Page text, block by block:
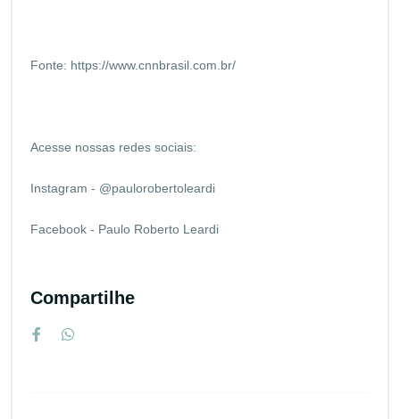
Fonte: https://www.cnnbrasil.com.br/
Acesse nossas redes sociais:
Instagram - @paulorobertoleardi
Facebook - Paulo Roberto Leardi
Compartilhe